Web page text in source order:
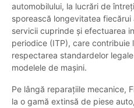
automobilului, la lucrări de
sporească longevitatea
servicii cuprinde și efectuarea
periodice (ITP), care contribuie
respectarea standardelor
modelele de mașini.
Pe lângă reparațiile mecanice,
la o gamă extinsă de piese